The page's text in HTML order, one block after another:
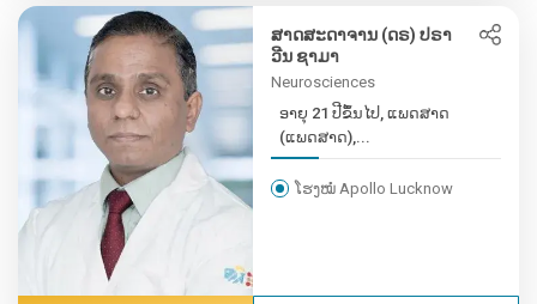
ສາດສະດາຈານ (ດຣ) ປຣາ
ວີນ ຊາມາ
Neurosciences
ອາຍຸ 21 ປີຂຶ້ນໄປ, ແພດສາດ
(ແພດສາດ),...
ໂຮງໝໍ Apollo Lucknow